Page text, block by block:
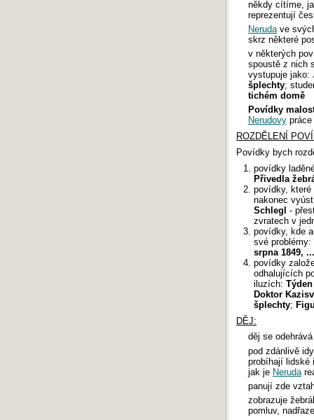
někdy cítíme,
reprezentují
Nerudave
skrz některé
v některých
spoustě z nich
vystupuje jako:
šplechty;
tichém domě
Povídky
Nerudovy
ROZDĚLENÍ
Povídky bych
povídky
Přivedla
povídky,
nakonec
Schlegl -
zvratech v
povídky, kde
své problémy:
srpna 1849, ...
povídky
odhalujících
iluzích:
Doktor
šplechty;
DĚJ:
děj se
pod zdánlivě
probíhají lidské
jak je Neruda
panují zde
zobrazuje
pomluv,